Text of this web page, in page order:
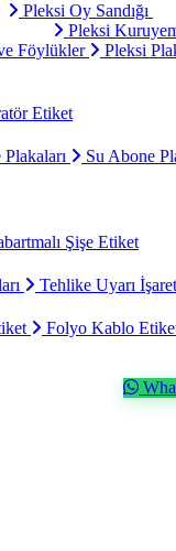
Pleksi Oy Sandığı
Pleksi
Föylükler Pleksi
Etiket
Su Abone
Şişe Etiket
Tehlike Uyarı
Folyo Kablo